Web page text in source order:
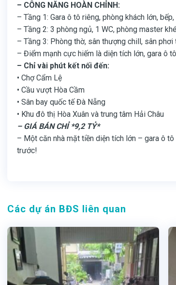
– CÔNG NĂNG HOÀN CHỈNH:
– Tầng 1: Gara ô tô riêng, phòng khách lớn,
– Tầng 2: 3 phòng ngủ, 1 WC, phòng master
– Tầng 3: Phòng thờ, sân thượng chill, sân phơi
– Điểm mạnh cực hiếm là diện tích lớn, gara ô
– Chỉ vài phút kết nối đến:
• Chợ Cẩm Lệ
• Cầu vượt Hòa Cầm
• Sân bay quốc tế Đà Nẵng
• Khu đô thị Hòa Xuân và trung tâm Hải Châu
– GIÁ BÁN CHỈ *9,2 TỶ*
– Một căn nhà mặt tiền diện tích lớn – gara ô
trước!
Các dự án BĐS liên quan